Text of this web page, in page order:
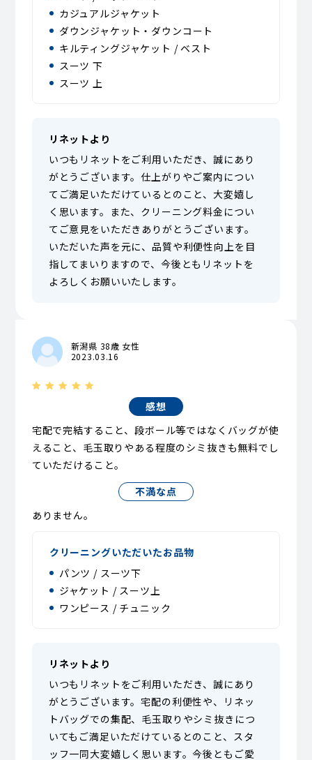
カジュアルジャケット
ダウンジャケット・ダウンコート
キルティングジャケット / ベスト
スーツ 下
スーツ 上
リネットより
いつもリネットをご利用いただき、誠にあり
がとうございます。仕上がりやご案内につい
てご満足いただけているとのこと、大変嬉し
く思います。また、クリーニング料金につい
てご意見をいただきありがとうございます。
いただいた声を元に、品質や利便性向上を目
指してまいりますので、今後ともリネットを
よろしくお願いいたします。
新潟県 38歳 女性
2023.03.16
感想
宅配で完結すること、段ボール等ではなくバッグが使
えること、毛玉取りやある程度のシミ抜きも無料でし
ていただけること。
不満な点
ありません。
クリーニングいただいたお品物
パンツ / スーツ下
ジャケット / スーツ上
ワンピース / チュニック
リネットより
いつもリネットをご利用いただき、誠にあり
がとうございます。宅配の利便性や、リネッ
トバッグでの集配、毛玉取りやシミ抜きにつ
いてもご満足いただけているとのこと、スタ
ッフ一同大変嬉しく思います。今後ともご愛